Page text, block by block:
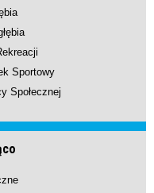
Sportowy
Społecznej